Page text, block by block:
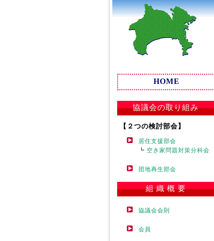
HOME
協議会の取り組み
【２つの検討部会】
居住支援部会
┗ 空き家問題対策分科会
団地再生部会
組 織 概 要
協議会会則
会員